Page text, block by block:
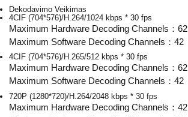
Dekodavimo Veikimas
4CIF (704*576)/H.264/1024 kbps * 30 fps
Maximum Hardware Decoding Channels：62
Maximum Software Decoding Channels：42
4CIF (704*576)/H.265/512 kbps * 30 fps
Maximum Hardware Decoding Channels：62
Maximum Software Decoding Channels：42
720P (1280*720)/H.264/2048 kbps * 30 fps
Maximum Hardware Decoding Channels：42